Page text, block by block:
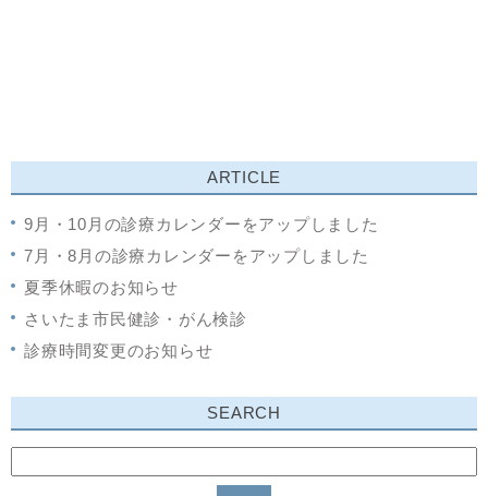
ARTICLE
9月・10月の診療カレンダーをアップしました
7月・8月の診療カレンダーをアップしました
夏季休暇のお知らせ
さいたま市民健診・がん検診
診療時間変更のお知らせ
SEARCH